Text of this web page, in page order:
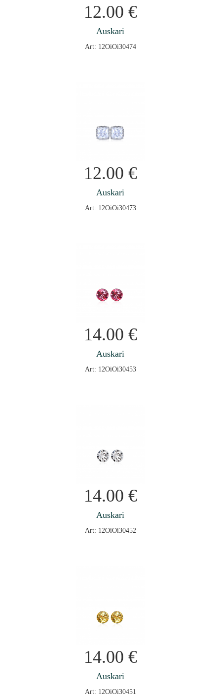
12.00 €
Auskari
Art: 12OiOi30474
12.00 €
Auskari
Art: 12OiOi30473
14.00 €
Auskari
Art: 12OiOi30453
14.00 €
Auskari
Art: 12OiOi30452
14.00 €
Auskari
Art: 12OiOi30451